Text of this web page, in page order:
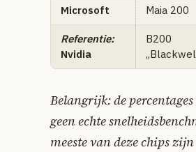
Microsoft Maia 200
Referentie:
Nvidia
B200
Belangrijk: de
geen echte
meeste van deze chips